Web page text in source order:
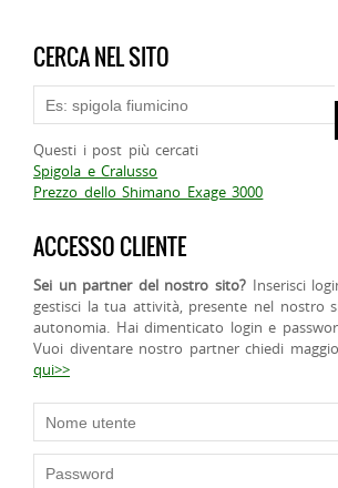
CERCA NEL SITO
Questi i post più cercati
Spigola e Cralusso
Prezzo dello Shimano Exage 3000
ACCESSO CLIENTE
Sei un partner del nostro sito? Inserisci
gestisci la tua attività, presente nel nostro
autonomia. Hai dimenticato login e
Vuoi diventare nostro partner chiedi
qui>>